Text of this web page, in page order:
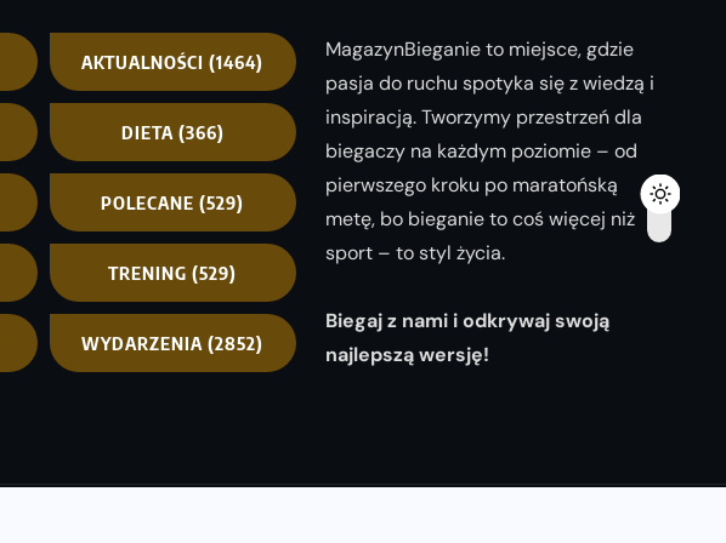
AKTUALNOŚCI (1464)
DIETA (366)
POLECANE (529)
TRENING (529)
WYDARZENIA (2852)
MagazynBieganie to miejsce, gdzie
pasja do ruchu spotyka się z wiedzą i
inspiracją. Tworzymy przestrzeń dla
biegaczy na każdym poziomie – od
pierwszego kroku po maratońską
metę, bo bieganie to coś więcej niż
sport – to styl życia.
Biegaj z nami i odkrywaj swoją
najlepszą wersję!